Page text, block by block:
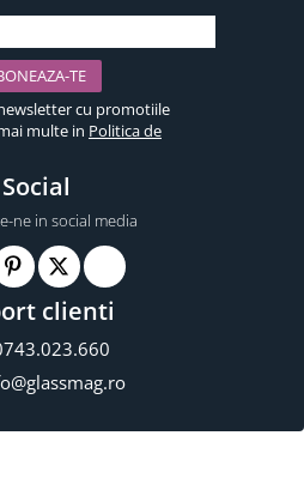
cu promotiile
multe in Politica de
Social
ne in social media
clienti